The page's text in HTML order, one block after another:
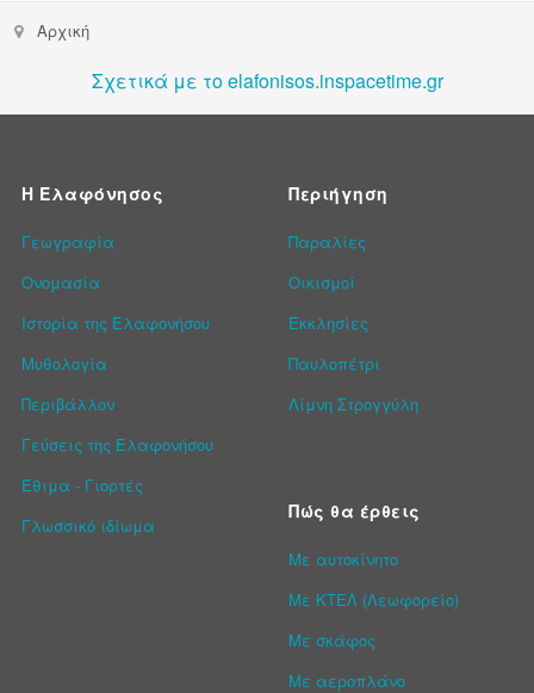
Αρχική
Σχετικά με το elafonisos.inspacetime.gr
Η Ελαφόνησος
Γεωγραφία
Ονομασία
Ιστορία της Ελαφονήσου
Μυθολογία
Περιβάλλον
Γεύσεις της Ελαφονήσου
Έθιμα - Γιορτές
Γλωσσικό ιδίωμα
Περιήγηση
Παραλίες
Οικισμοί
Εκκλησίες
Παυλοπέτρι
Λίμνη Στρογγύλη
Πώς θα έρθεις
Με αυτοκίνητο
Με ΚΤΕΛ (Λεωφορείο)
Με σκάφος
Με αεροπλάνο